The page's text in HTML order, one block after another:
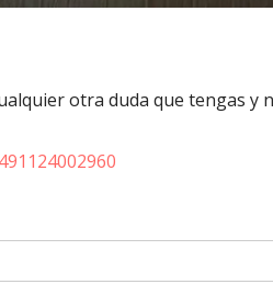
otra duda que tengas